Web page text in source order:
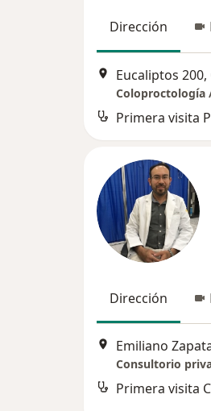
Dirección
Eucaliptos 200,
Primera visita
Dirección
Emiliano
Consultorio
Primera visita